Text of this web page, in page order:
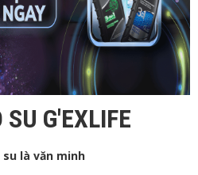
SU G'EXLIFE
su là văn minh